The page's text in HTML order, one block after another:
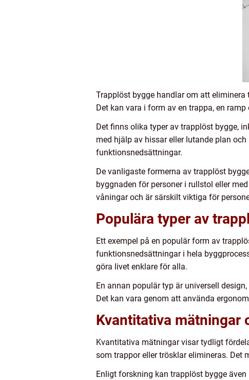
Trapplöst bygge handlar om att
Det kan vara i form av en trappa, en ramp
Det finns olika typer av trapplöst bygge,
med hjälp av hissar eller lutande plan
funktionsnedsättningar.
De vanligaste formerna av trapplöst
byggnaden för personer i rullstol eller
våningar och är särskilt viktiga för
Populära typer av
Ett exempel på en populär form av
funktionsnedsättningar i hela
göra livet enklare för alla.
En annan populär typ är universell
Det kan vara genom att använda
Kvantitativa mätningar
Kvantitativa mätningar visar tydligt
som trappor eller trösklar elimineras.
Enligt forskning kan trapplöst bygge